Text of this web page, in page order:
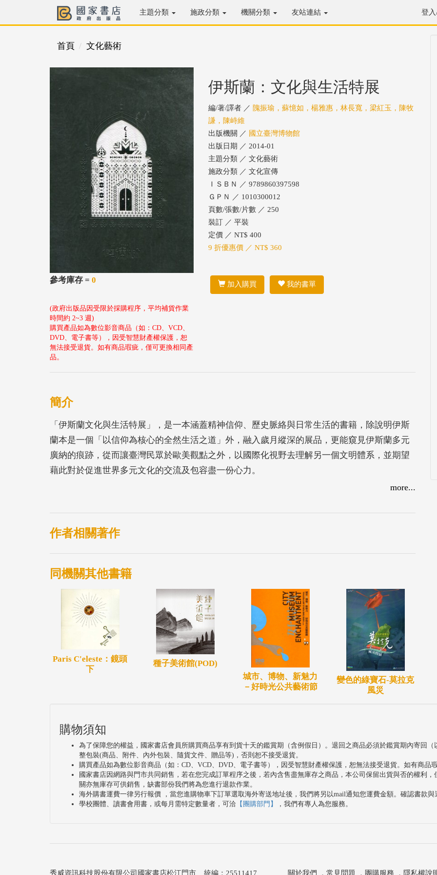
主題分類 施政分類 機關分類 友站連結 登
首頁 文化藝術
參考庫存 = 0
(政府出版品因受限於採購程序，平均補貨作業
時間約 2~3 週)
購買產品如為數位影音商品（如：CD、VCD、
DVD、電子書等），因受智慧財產權保護，恕
無法接受退貨。如有商品瑕疵，僅可更換相同產
品。
伊斯蘭：文化與生活特展
編/著/譯者 ／ 隗振瑜，蘇憶如，楊雅惠，林長寬，梁紅玉，陳牧
謙，陳峙維
出版機關 ／ 國立臺灣博物館
出版日期 ／ 2014-01
主題分類 ／ 文化藝術
施政分類 ／ 文化宣傳
ＩＳＢＮ ／ 9789860397598
ＧＰＮ ／ 1010300012
頁數/張數/片數 ／ 250
裝訂 ／ 平裝
定價 ／ NT$ 400
9 折優惠價 ／ NT$ 360
加入購買 我的書單
簡介
「伊斯蘭文化與生活特展」，是一本涵蓋精神信仰、歷史脈絡與日常生活的書籍，除說明伊斯
蘭本是一個「以信仰為核心的全然生活之道」外，融入歲月縱深的展品，更能窺見伊斯蘭多元
廣納的痕跡，從而讓臺灣民眾於歐美觀點之外，以國際化視野去理解另一個文明體系，並期望
藉此對於促進世界多元文化的交流及包容盡一份心力。
more...
作者相關著作
同機關其他書籍
Paris C'eleste：鏡頭
下
種子美術館(POD)
城市、博物、新魅力
－好時光公共藝術節
變色的綠寶石-莫拉克
風災
購物須知
為了保障您的權益，國家書店會員所購買商品享有到貨十天的鑑賞期（含例假日）。退回之商品必須於鑑賞期內寄回
整包裝(商品、附件、內外包裝、隨貨文件、贈品等)，否則恕不接受退貨。
購買產品如為數位影音商品（如：CD、VCD、DVD、電子書等），因受智慧財產權保護，恕無法接受退貨。如有商品
國家書店因網路與門市共同銷售，若在您完成訂單程序之後，若內含售盡無庫存之商品，本公司保留出貨與否的權利
關亦無庫存可供銷售，缺書部份我們將為您進行退款作業。
海外購書運費一律另行報價 ，當您進購物車下訂單選取海外寄送地址後，我們將另以mail通知您運費金額。確認書款
學校團體、讀書會用書，或每月需特定數量者，可洽 【團購部門】 ，我們有專人為您服務。
秀威資訊科技股份有限公司國家書店松江門市 統編：25511417 關於我們 ． 常見問題 ． 團購服務 ． 隱私權說